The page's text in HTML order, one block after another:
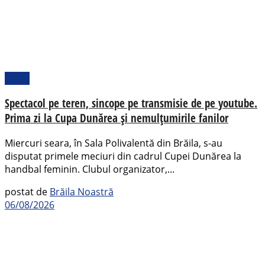
Spectacol pe teren, sincope pe transmisie de pe youtube.
Prima zi la Cupa Dunărea și nemulțumirile fanilor
Miercuri seara, în Sala Polivalentă din Brăila, s-au
disputat primele meciuri din cadrul Cupei Dunărea la
handbal feminin. Clubul organizator,...
postat de Brăila Noastră
06/08/2026